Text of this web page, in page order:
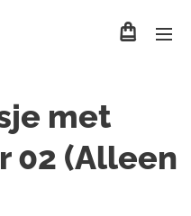
met
02 (Alleen